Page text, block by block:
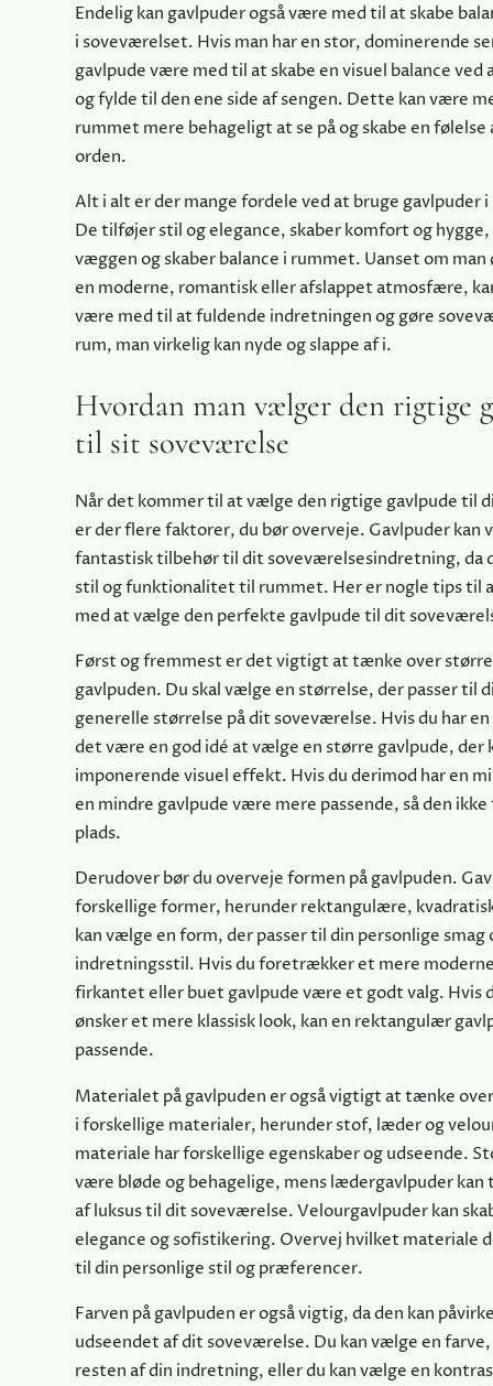
Endelig kan gavlpuder også være med til at skabe
i soveværelset. Hvis man har en stor, dominerende
gavlpude være med til at skabe en visuel balance
og fylde til den ene side af sengen. Dette kan være
rummet mere behageligt at se på og skabe en følelse
orden.
Alt i alt er der mange fordele ved at bruge gavlpuder
De tilføjer stil og elegance, skaber komfort og
væggen og skaber balance i rummet. Uanset om man
en moderne, romantisk eller afslappet atmosfære,
være med til at fuldende indretningen og gøre
rum, man virkelig kan nyde og slappe af i.
Hvordan man vælger den rigtige
til sit soveværelse
Når det kommer til at vælge den rigtige gavlpude til
er der flere faktorer, du bør overveje. Gavlpuder kan
fantastisk tilbehør til dit soveværelsesindretning, da
stil og funktionalitet til rummet. Her er nogle tips til
med at vælge den perfekte gavlpude til dit
Først og fremmest er det vigtigt at tænke over
gavlpuden. Du skal vælge en størrelse, der passer til
generelle størrelse på dit soveværelse. Hvis du har
det være en god idé at vælge en større gavlpude, der
imponerende visuel effekt. Hvis du derimod har en
en mindre gavlpude være mere passende, så den
plads.
Derudover bør du overveje formen på gavlpuden.
forskellige former, herunder rektangulære,
kan vælge en form, der passer til din personlige smag
indretningsstil. Hvis du foretrækker et mere
firkantet eller buet gavlpude være et godt valg. Hvis
ønsker et mere klassisk look, kan en rektangulær
passende.
Materialet på gavlpuden er også vigtigt at tænke
i forskellige materialer, herunder stof, læder og
materiale har forskellige egenskaber og udseende.
være bløde og behagelige, mens lædergavlpuder
af luksus til dit soveværelse. Velourgavlpuder kan
elegance og sofistikering. Overvej hvilket materiale
til din personlige stil og præferencer.
Farven på gavlpuden er også vigtig, da den kan
udseendet af dit soveværelse. Du kan vælge en
resten af din indretning, eller du kan vælge en